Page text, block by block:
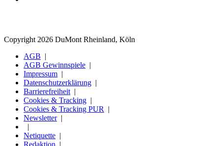
Copyright 2026 DuMont Rheinland, Köln
AGB
AGB Gewinnspiele
Impressum
Datenschutzerklärung
Barrierefreiheit
Cookies & Tracking
Cookies & Tracking PUR
Newsletter
Netiquette